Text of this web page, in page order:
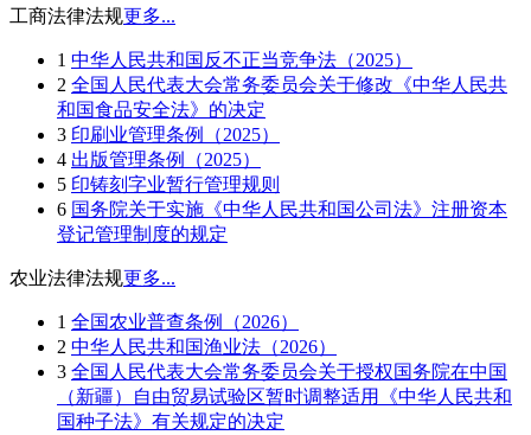
工商法律法规更多...
1 中华人民共和国反不正当竞争法（2025）
2 全国人民代表大会常务委员会关于修改《中华人民共
和国食品安全法》的决定
3 印刷业管理条例（2025）
4 出版管理条例（2025）
5 印铸刻字业暂行管理规则
6 国务院关于实施《中华人民共和国公司法》注册资本
登记管理制度的规定
农业法律法规更多...
1 全国农业普查条例（2026）
2 中华人民共和国渔业法（2026）
3 全国人民代表大会常务委员会关于授权国务院在中国
（新疆）自由贸易试验区暂时调整适用《中华人民共和
国种子法》有关规定的决定